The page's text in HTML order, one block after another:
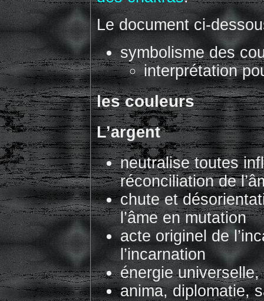
Le document ci-
symbolisme des
interprétation
les couleurs
L’argent
neutralise toutes
réconciliation de
chute et
l’âme en mutation
acte originel de
l’incarnation
énergie
anima, diplomatie,